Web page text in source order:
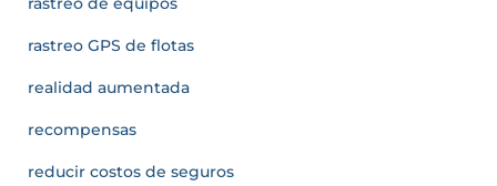
rastreo GPS de flotas
realidad aumentada
recompensas
reducir costos de seguros